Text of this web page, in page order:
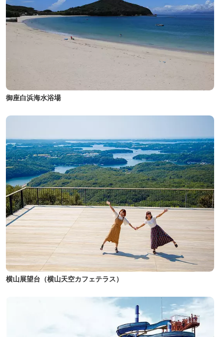
御座白浜海水浴場
横山展望台（横山天空カフェテラス）